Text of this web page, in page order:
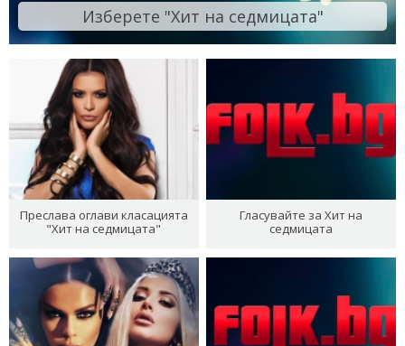
Изберете "Хит на седмицата"
Преслава оглави класацията
"Хит на седмицата"
Гласувайте за Хит на
седмицата